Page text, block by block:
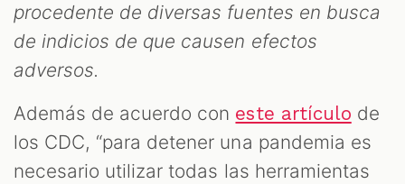
procedente de diversas fuentes en busca
de indicios de que causen efectos
adversos.
Además de acuerdo con este artículo de
los CDC, “para detener una pandemia es
necesario utilizar todas las herramientas